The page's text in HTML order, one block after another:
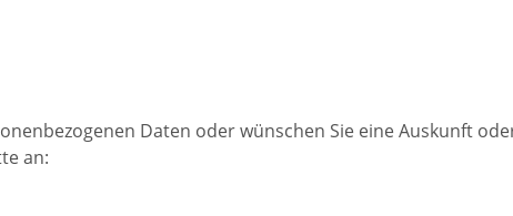
Daten oder wünschen Sie eine Auskunft
an: